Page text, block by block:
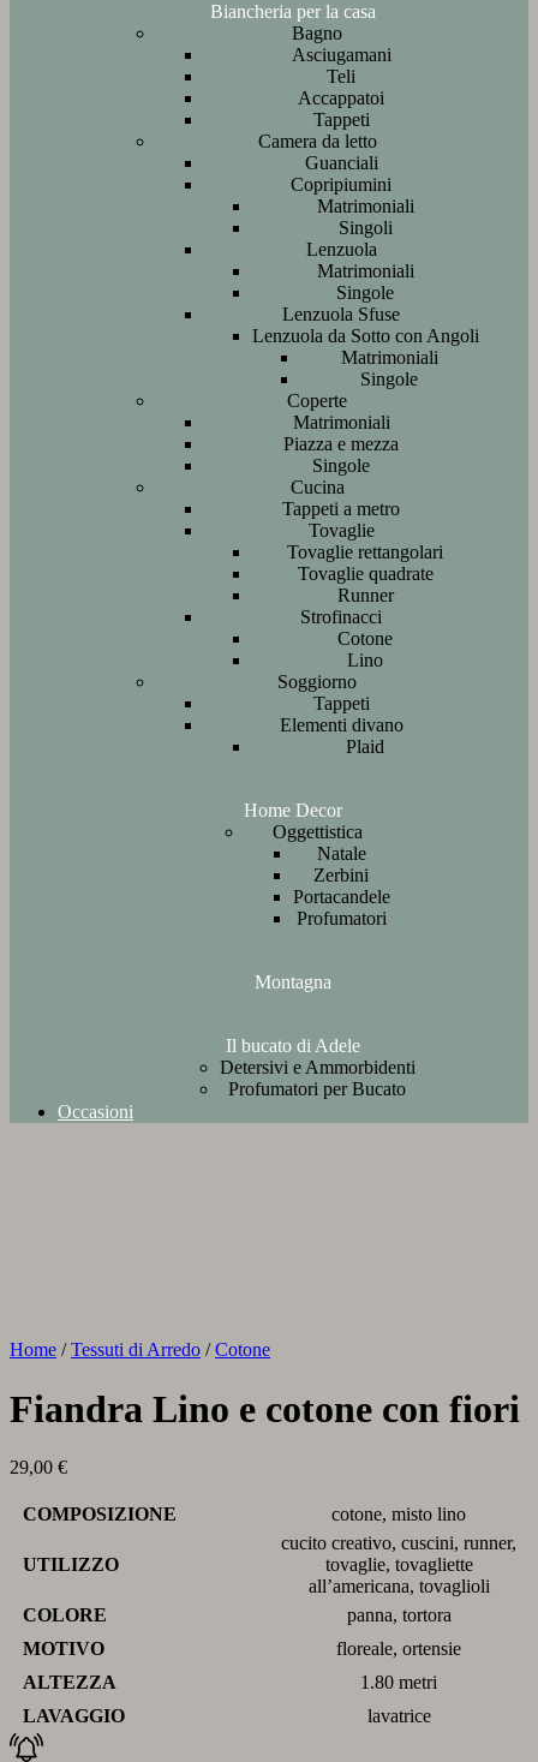
Biancheria per la casa
Bagno
Asciugamani
Teli
Accappatoi
Tappeti
Camera da letto
Guanciali
Copripiumini
Matrimoniali
Singoli
Lenzuola
Matrimoniali
Singole
Lenzuola Sfuse
Lenzuola da Sotto con Angoli
Matrimoniali
Singole
Coperte
Matrimoniali
Piazza e mezza
Singole
Cucina
Tappeti a metro
Tovaglie
Tovaglie rettangolari
Tovaglie quadrate
Runner
Strofinacci
Cotone
Lino
Soggiorno
Tappeti
Elementi divano
Plaid
Home Decor
Oggettistica
Natale
Zerbini
Portacandele
Profumatori
Montagna
Il bucato di Adele
Detersivi e Ammorbidenti
Profumatori per Bucato
Occasioni
Home / Tessuti di Arredo / Cotone
Fiandra Lino e cotone con fiori
29,00 €
COMPOSIZIONE cotone, misto lino
UTILIZZO
cucito creativo, cuscini, runner,
tovaglie, tovagliette
all’americana, tovaglioli
COLORE
panna, tortora
MOTIVO
floreale, ortensie
ALTEZZA
1.80 metri
LAVAGGIO
lavatrice